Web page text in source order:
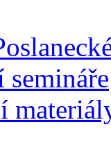
semináře